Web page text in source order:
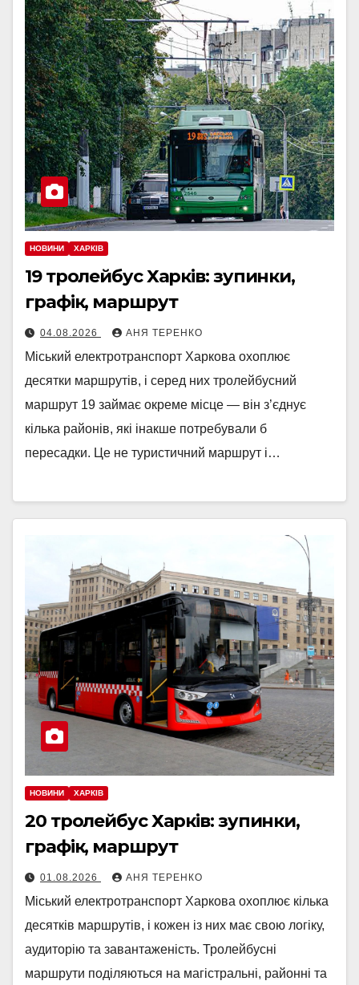
НОВИНИ ХАРКІВ
19 тролейбус Харків: зупинки,
графік, маршрут
04.08.2026 АНЯ ТЕРЕНКО
Міський електротранспорт Харкова охоплює
десятки маршрутів, і серед них тролейбусний
маршрут 19 займає окреме місце — він з’єднує
кілька районів, які інакше потребували б
пересадки. Це не туристичний маршрут і…
НОВИНИ ХАРКІВ
20 тролейбус Харків: зупинки,
графік, маршрут
01.08.2026 АНЯ ТЕРЕНКО
Міський електротранспорт Харкова охоплює кілька
десятків маршрутів, і кожен із них має свою логіку,
аудиторію та завантаженість. Тролейбусні
маршрути поділяються на магістральні, районні та